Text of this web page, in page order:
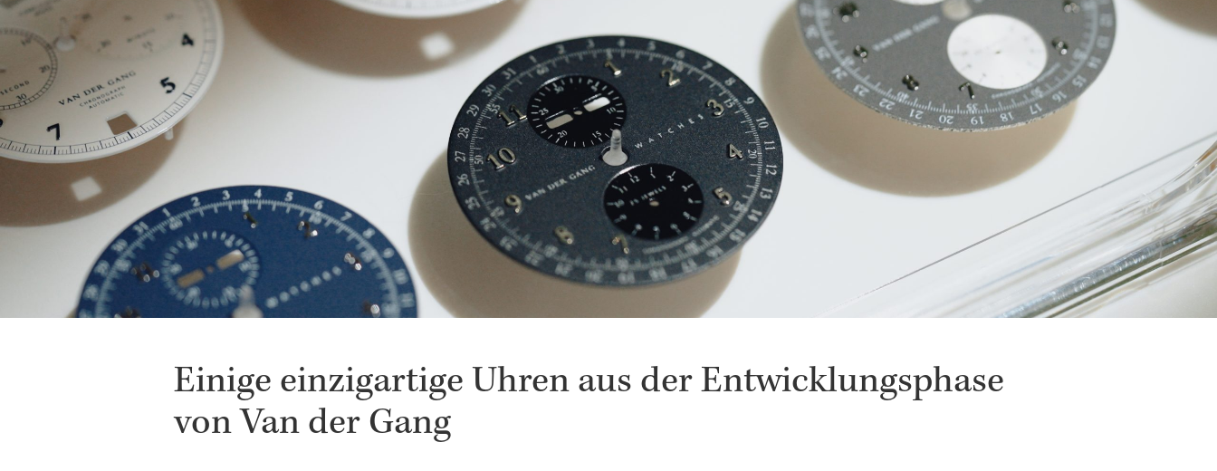
Einige einzigartige Uhren aus der Entwicklungsphase
von Van der Gang